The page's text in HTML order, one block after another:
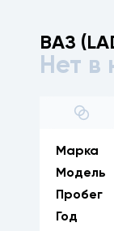
ВАЗ
Нет в
Марка
Модель
Пробег
Год